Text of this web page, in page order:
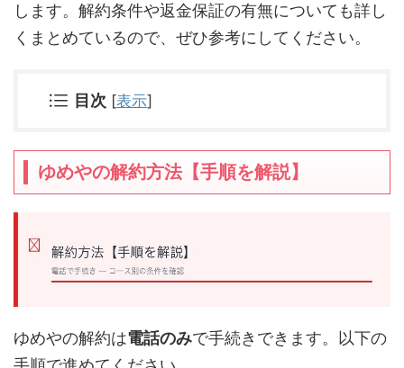
します。解約条件や返金保証の有無についても詳し
くまとめているので、ぜひ参考にしてください。
目次 [表示]
ゆめやの解約方法【手順を解説】
ゆめやの解約は電話のみで手続きできます。以下の